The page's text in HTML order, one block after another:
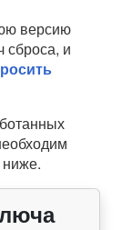
версию
сброса, и